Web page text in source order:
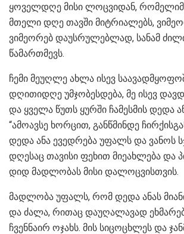
ყოველდღე მისი ლოცვიდან,
მთელი დღე თავში მიტრიალებს,
ვიმეორებ დაუსრულებლად, სანამ
წამართმევს.
ჩემი მეუღლე ახლა ისევ
დღითიდღე უმჯობესდება, მე ისევ
და ყველა წუთს ყურში ჩამესმის დედა
“ამოავსე ხორცით, განწმინდე
დედა ანა ევედრება უფალს და ვანოს
დღესაც თავისი ფეხით მიეახლება და
დიდ მადლობას მისი დალოცვისთვის.
მადლობა უფალს, რომ დედა ანას
და ძალა, რითაც დაუღალავად
ჩვენნაირ ოჯახს. მის სიცოცხლეს და